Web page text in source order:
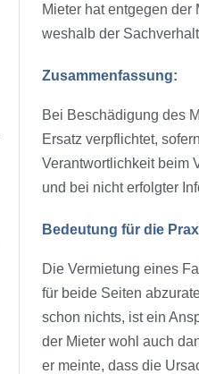
Mieter hat entgegen
weshalb der
Zusammenfassung:
Bei Beschädigung des
Ersatz verpflichtet,
Verantwortlichkeit beim
und bei nicht erfolgter
Bedeutung für die
Die Vermietung eines
für beide Seiten
schon nichts, ist ein
der Mieter wohl auch
er meinte, dass die